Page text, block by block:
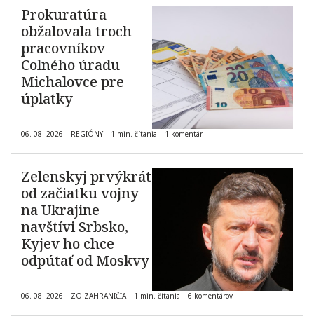
Prokuratúra
obžalovala troch
pracovníkov
Colného úradu
Michalovce pre
úplatky
06. 08. 2026 | REGIÓNY | 1 min. čítania | 1 komentár
Zelenskyj prvýkrát
od začiatku vojny
na Ukrajine
navštívi Srbsko,
Kyjev ho chce
odpútať od Moskvy
06. 08. 2026 | ZO ZAHRANIČIA | 1 min. čítania | 6 komentárov